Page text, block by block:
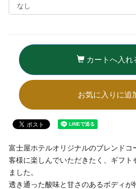
カートへ入れ
お気に入りに追
富士屋ホテルオリジナルのブレンドコ
客様に楽しんでいただきたく、ギフト
ました。
透き通った酸味と甘さのあるボディが